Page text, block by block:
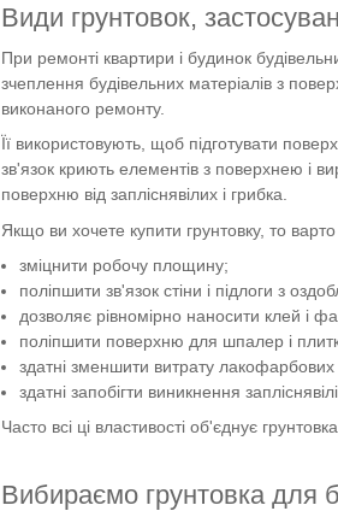
Види грунтовок,
При ремонті квартири і будинок
зчеплення будівельних матеріалів з
виконаного ремонту.
Її використовують, щоб підготувати
зв'язок криють елементів з поверхнею і
поверхню від запліснявілих і грибка.
Якщо ви хочете купити грунтовку, то
зміцнити робочу площину;
поліпшити зв'язок стіни і підлоги з
дозволяє рівномірно наносити клей і
поліпшити поверхню для шпалер і
здатні зменшити витрату лакофарбових
здатні запобігти виникнення запліснявілі
Часто всі ці властивості об'єднує
Вибираємо грунтовка для